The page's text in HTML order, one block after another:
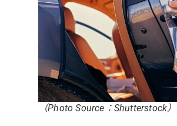
（Photo Source：Shutterstock）